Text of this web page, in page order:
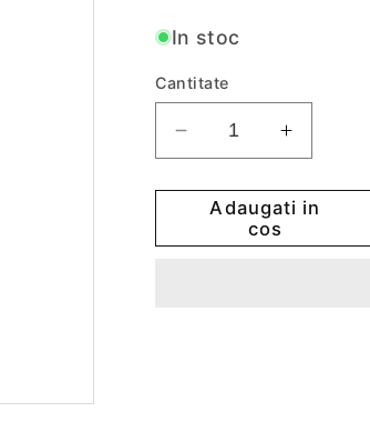
In stoc
Cantitate
Reduceti
cantitatea
pentru
Element
T
Cresteti
cantitatea
pentru
Element
T
Adaugati in
cos